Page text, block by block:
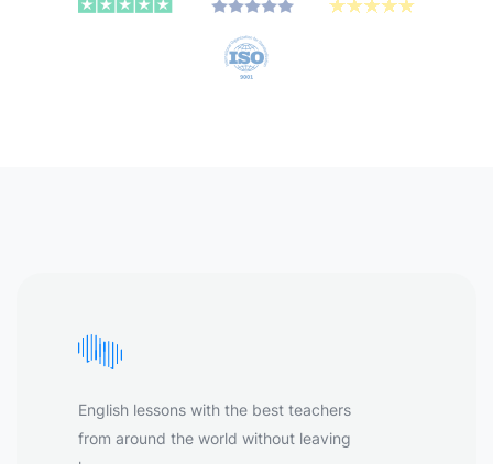
English lessons with the best teachers
from around the world without leaving